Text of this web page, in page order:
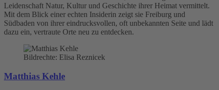
Leidenschaft Natur, Kultur und Geschichte ihrer Heimat vermittelt.
Mit dem Blick einer echten Insiderin zeigt sie Freiburg und
Südbaden von ihrer eindrucksvollen, oft unbekannten Seite und lädt
dazu ein, vertraute Orte neu zu entdecken.
Bildrechte: Elisa Reznicek
Matthias Kehle